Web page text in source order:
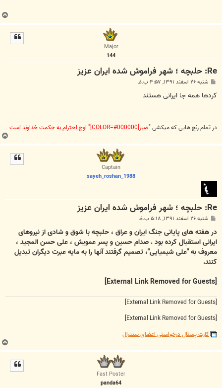
Major
144
Re: حلبچه ؛ شهر فراموش شده ایران عزیز
ت
شنبه ۲۶ اسفند ۱۳۹۱, ۳:۵۷ ب.ظ
کردها همه جا ایرانی هستند
در تمام رنج هایی که میکشی "صبر[COLOR=#000000]" اوج احترام به حکمت خداوند است
Captain
sayeh_roshan_1988
Re: حلبچه ؛ شهر فراموش شده ایران عزیز
ت
شنبه ۲۶ اسفند ۱۳۹۱, ۵:۱۸ ب.ظ
در هفته‌ های پایانی جنگ ایران و عراق ، حلبچه با شوق و شادی از نیروهای
ایرانی استقبال کرده بود . صدام حسین و پسر عمویش ، علی حسن المجید ،
معروف به "علی شیمیایی"، تصمیم گرفتند آنها را به مایه عبرت دیگران تبدیل
کنند.
[External Link Removed for Guests]
[External Link Removed for Guests]
[External Link Removed for Guests]
کارت پستال درخواستی اعضای سنترال
Fast Poster
panda64